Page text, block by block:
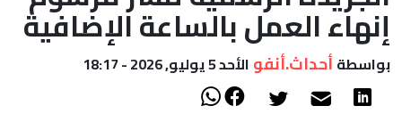
الصحراء
إنهاء العمل بالساعة الإضافية
بواسطة أحداث.أنفو الأحد 5 يوليو, 2026 - 18:17